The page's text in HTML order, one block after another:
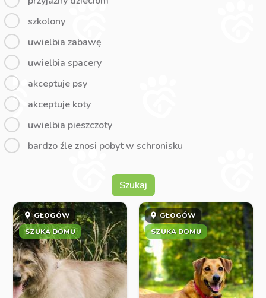
szkolony
uwielbia zabawę
uwielbia spacery
akceptuje psy
akceptuje koty
uwielbia pieszczoty
bardzo źle znosi pobyt w schronisku
Szukaj
GŁOGÓW
SZUKA DOMU
GŁOGÓW
SZUKA DOMU